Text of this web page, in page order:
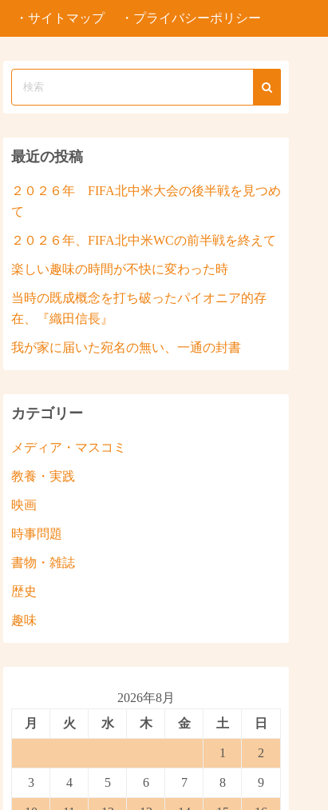
・サイトマップ ・プライバシーポリシー
最近の投稿
２０２６年 FIFA北中米大会の後半戦を見つめ
て
２０２６年、FIFA北中米WCの前半戦を終えて
楽しい趣味の時間が不快に変わった時
当時の既成概念を打ち破ったパイオニア的存
在、『織田信長』
我が家に届いた宛名の無い、一通の封書
カテゴリー
メディア・マスコミ
教養・実践
映画
時事問題
書物・雑誌
歴史
趣味
2026年8月
月
火 水 木 金 土 日
1 2
3 4 5 6 7 8 9